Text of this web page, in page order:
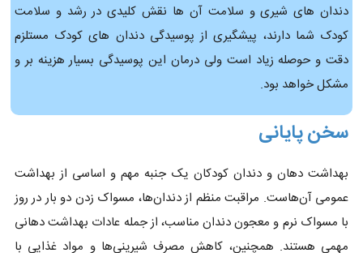
دندان های شیری و سلامت آن ها نقش کلیدی در رشد و سلامت
کودک شما دارند، پیشگیری از پوسیدگی دندان های کودک مستلزم
دقت و حوصله زیاد است ولی درمان این پوسیدگی بسیار هزینه بر و
مشکل خواهد بود.
سخن پایانی
بهداشت دهان و دندان کودکان یک جنبه مهم و اساسی از بهداشت
عمومی آن‌هاست. مراقبت منظم از دندان‌ها، مسواک زدن دو بار در روز
با مسواک نرم و معجون دندان مناسب، از جمله عادات بهداشت دهانی
مهمی هستند. همچنین، کاهش مصرف شیرینی‌ها و مواد غذایی با